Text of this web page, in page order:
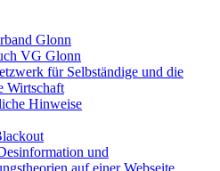
Glonn
VG Glonn
für Selbständige und die
Wirtschaft
Hinweise
und
auf einer Webseite